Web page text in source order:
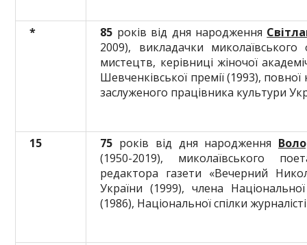
* 85 років від дня народження
2009), викладачки
мистецтв, керівниці жіночої
Шевченківської премії (1993),
заслуженого працівника культури
15 75 років від дня народження
(1950-2019), миколаївського
редактора газети «Вечерний
України (1999), члена
(1986), Національної спілки